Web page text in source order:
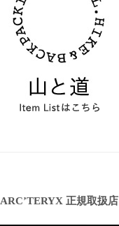
ARC’TERYX 正規取扱店